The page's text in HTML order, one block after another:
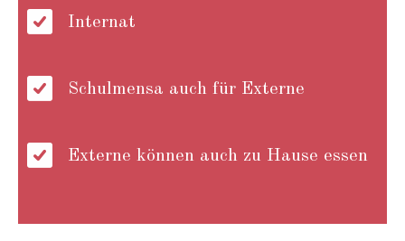
Internat
Schulmensa auch für Externe
Externe können auch zu Hause essen